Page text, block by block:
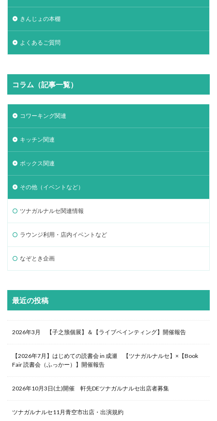
きんじょの本棚
よくあるご質問
コラム（記事一覧）
コワーキング関連
キッチン関連
ボックス関連
その他（イベントなど）
ツナガルナルセ関連情報
ラウンジ利用・店内イベントなど
なぞとき企画
最近の投稿
2026年3月 【子之籏個展】＆【ライブペインティング】開催報告
【2026年7月】はじめての読書会 in 成瀬 【ツナガルナルセ】×【Book
Fair 読書会（ふっかー）】開催報告
2026年10月3日(土)開催 軒先DEツナガルナルセ出店者募集
ツナガルナルセ11月青空市出店・出演規約